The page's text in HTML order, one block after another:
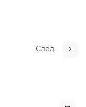
След.